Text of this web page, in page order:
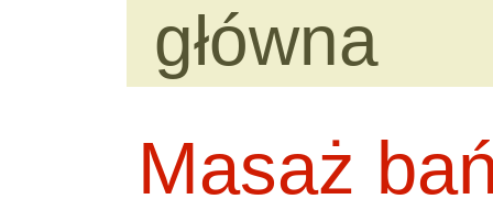
główna
Masaż